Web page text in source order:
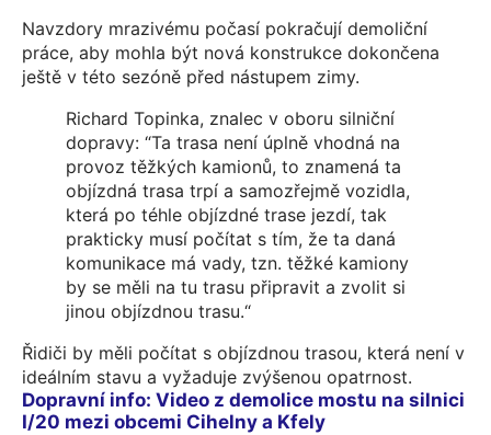
Navzdory mrazivému počasí pokračují demoliční
práce, aby mohla být nová konstrukce dokončena
ještě v této sezóně před nástupem zimy.
Richard Topinka, znalec v oboru silniční
dopravy: “Ta trasa není úplně vhodná na
provoz těžkých kamionů, to znamená ta
objízdná trasa trpí a samozřejmě vozidla,
která po téhle objízdné trase jezdí, tak
prakticky musí počítat s tím, že ta daná
komunikace má vady, tzn. těžké kamiony
by se měli na tu trasu připravit a zvolit si
jinou objízdnou trasu.“
Řidiči by měli počítat s objízdnou trasou, která není v
ideálním stavu a vyžaduje zvýšenou opatrnost.
Dopravní info: Video z demolice mostu na silnici
I/20 mezi obcemi Cihelny a Kfely